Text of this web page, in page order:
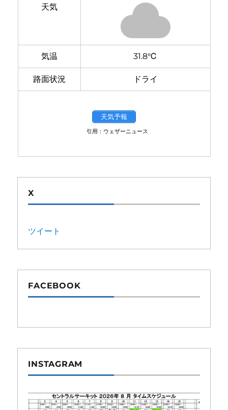
天気
気温 31.8℃
路面状況 ドライ
天気予報
引用：ウェザーニュース
X
ツイート
FACEBOOK
INSTAGRAM